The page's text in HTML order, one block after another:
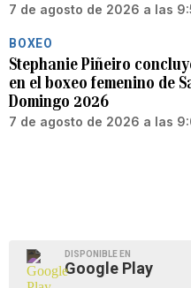
7 de agosto de 2026 a las
BOXEO
Stephanie Piñeiro
en el boxeo femenino de
Domingo 2026
7 de agosto de 2026 a las
DISPONIBLE EN
Google Play